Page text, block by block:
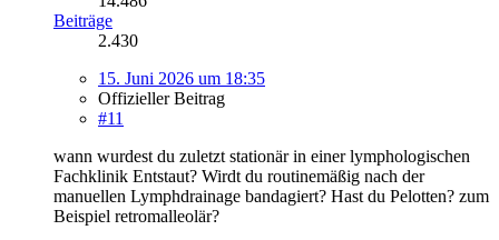
Beiträge
2.430
15. Juni 2026 um 18:35
Offizieller Beitrag
#11
wann wurdest du zuletzt stationär in einer lymphologischen
Fachklinik Entstaut? Wirdt du routinemäßig nach der
manuellen Lymphdrainage bandagiert? Hast du Pelotten? zum
Beispiel retromalleolär?